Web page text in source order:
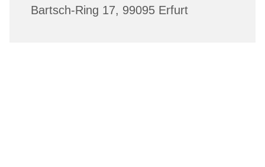
Bartsch-Ring 17, 99095 Erfurt